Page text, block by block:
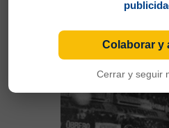
20/04/1975
Banfield 1 - Boca 0
Boca 1 - Huracán 1
Colaborar y
Cerrar y seguir